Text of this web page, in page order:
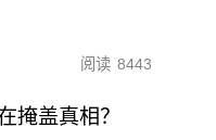
阅读 8443
掩盖真相？